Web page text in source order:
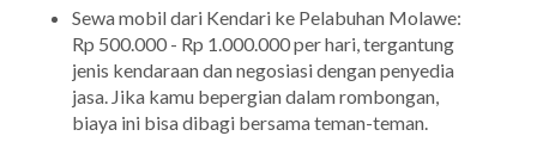
Sewa mobil dari Kendari ke Pelabuhan Molawe:
Rp 500.000 - Rp 1.000.000 per hari, tergantung
jenis kendaraan dan negosiasi dengan penyedia
jasa. Jika kamu bepergian dalam rombongan,
biaya ini bisa dibagi bersama teman-teman.